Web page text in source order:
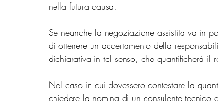
nella futura causa.
Se neanche la negoziazione assistita va in
di ottenere un accertamento della
dichiarativa in tal senso, che quantificherà il
Nel caso in cui dovessero contestare la
chiedere la nomina di un consulente